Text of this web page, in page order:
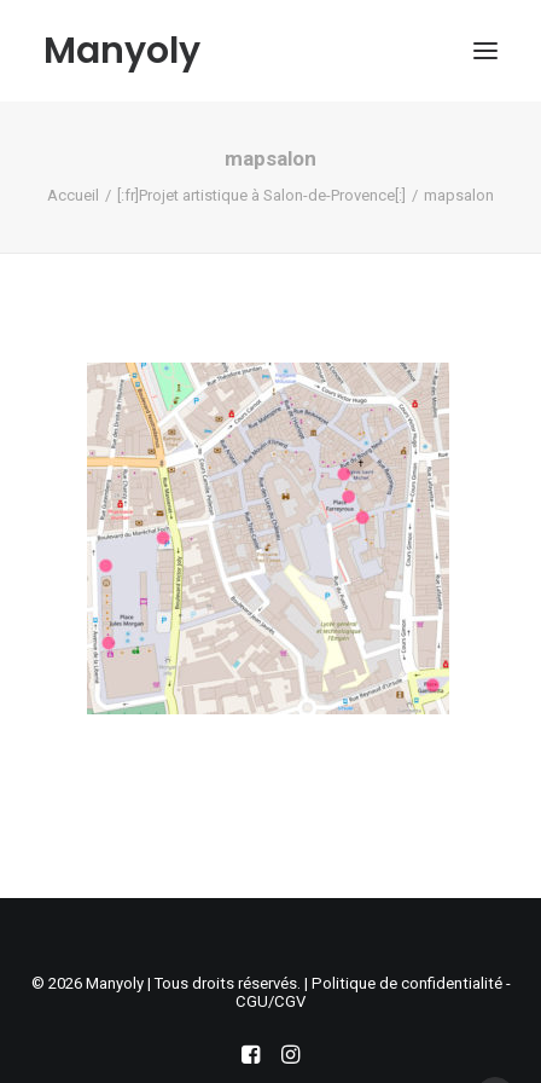
Manyoly
Dans la rue
Contact
Mon compte
Recherche
Panier
mapsalon
Accueil [:fr]Projet artistique à Salon-de-Provence[:] mapsalon
© 2026 Manyoly | Tous droits réservés. | Politique de confidentialité -
CGU/CGV